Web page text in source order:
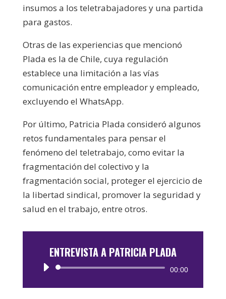
insumos a los teletrabajadores y una partida
para gastos.
Otras de las experiencias que mencionó
Plada es la de Chile, cuya regulación
establece una limitación a las vías
comunicación entre empleador y empleado,
excluyendo el WhatsApp.
Por último, Patricia Plada consideró algunos
retos fundamentales para pensar el
fenómeno del teletrabajo, como evitar la
fragmentación del colectivo y la
fragmentación social, proteger el ejercicio de
la libertad sindical, promover la seguridad y
salud en el trabajo, entre otros.
ENTREVISTA A PATRICIA PLADA
Reproductor
00:00